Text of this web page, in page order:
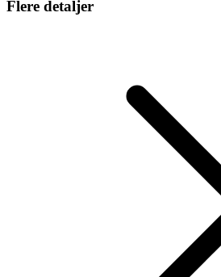
Flere detaljer